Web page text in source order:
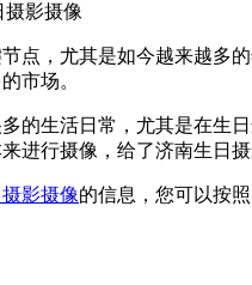
摄影摄像
，尤其是如今越来越多的
市场。
生活日常，尤其是在生日
进行摄像，给了济南生日
影摄像的信息，您可以按